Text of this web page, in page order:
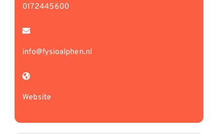
0172445600
info@fysioalphen.nl
Website